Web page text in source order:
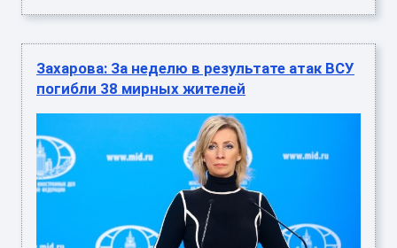
Захарова: За неделю в результате атак ВСУ
погибли 38 мирных жителей